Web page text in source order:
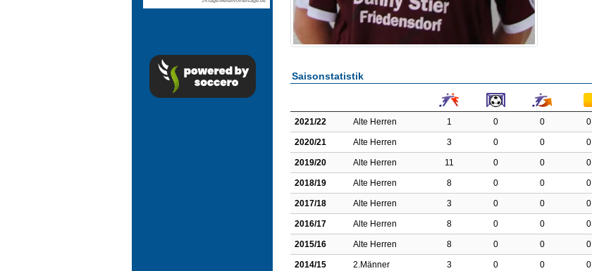
Saisonstatistik
2021/22 Alte Herren 1 0 0 0
2020/21 Alte Herren 3 0 0 0
2019/20 Alte Herren 11 0 0 0
2018/19 Alte Herren 8 0 0 0
2017/18 Alte Herren 3 0 0 0
2016/17 Alte Herren 8 0 0 0
2015/16 Alte Herren 8 0 0 0
2014/15 2.Männer 3 0 0 0